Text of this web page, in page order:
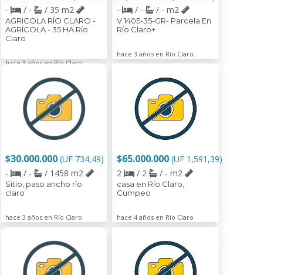
-
/ - / 35 m2
AGRICOLA RÍO CLARO -
AGRÍCOLA - 35 HA Río
Claro
hace 3 años en Río Claro
-
/ - / - m2
V 1405-35-GR- Parcela En
Río Claro+
hace 3 años en Río Claro
$30.000.000 (UF 734,49)
-
/ - / 1458 m2
Sitio, paso ancho río
claro
hace 3 años en Río Claro
$65.000.000 (UF 1,591,39)
2
/ 2 / - m2
casa en Río Claro,
Cumpeo
hace 4 años en Río Claro